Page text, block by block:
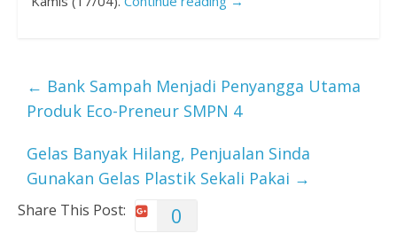
← Bank Sampah Menjadi Penyangga Utama
Produk Eco-Preneur SMPN 4
Gelas Banyak Hilang, Penjualan Sinda
Gunakan Gelas Plastik Sekali Pakai →
Share This Post: 0